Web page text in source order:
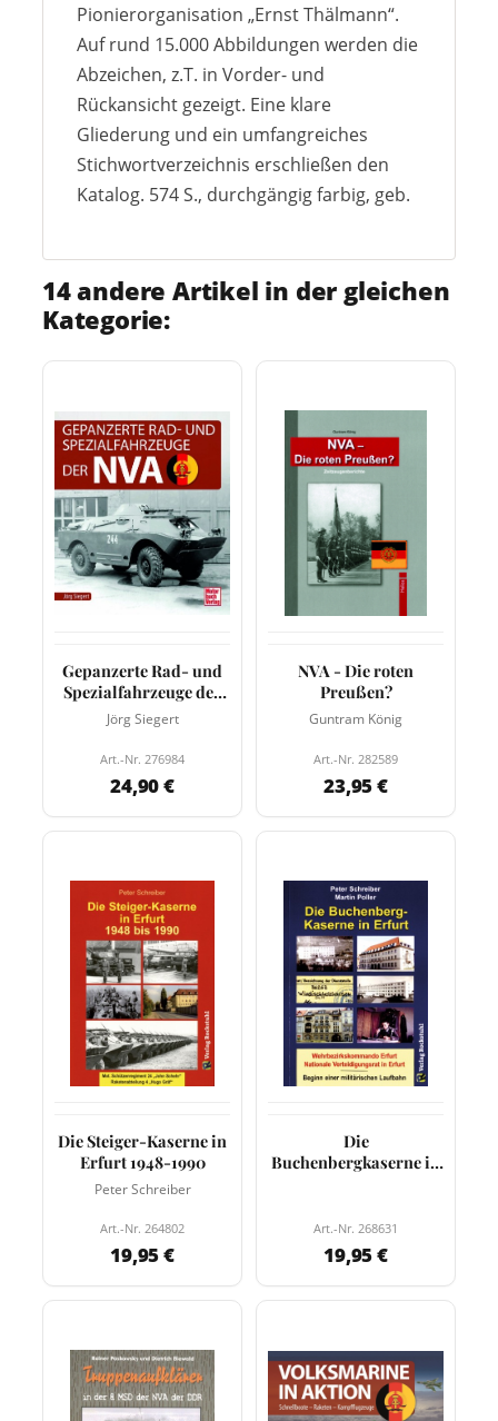
Pionierorganisation „Ernst Thälmann“.
Auf rund 15.000 Abbildungen werden die
Abzeichen, z.T. in Vorder- und
Rückansicht gezeigt. Eine klare
Gliederung und ein umfangreiches
Stichwortverzeichnis erschließen den
Katalog. 574 S., durchgängig farbig, geb.
14 andere Artikel in der gleichen
Kategorie:
Gepanzerte Rad- und
Spezialfahrzeuge der
NVA
Jörg Siegert
Art.-Nr. 276984
24,90 €
NVA - Die roten
Preußen?
Guntram König
Art.-Nr. 282589
23,95 €
Die Steiger-Kaserne in
Erfurt 1948-1990
Peter Schreiber
Art.-Nr. 264802
19,95 €
Die
Buchenbergkaserne in
Art.-Nr. 268631
19,95 €